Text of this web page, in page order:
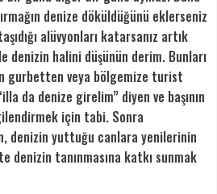
denize döküldüğünü eklerseniz
alüvyonları katarsanız artık
denizin halini düşünün derim. Bunları
gurbetten veya bölgemize turist
da denize girelim” diyen ve başının
için tabi. Sonra
denizin yuttuğu canlara yenilerinin
denizin tanınmasına katkı sunmak